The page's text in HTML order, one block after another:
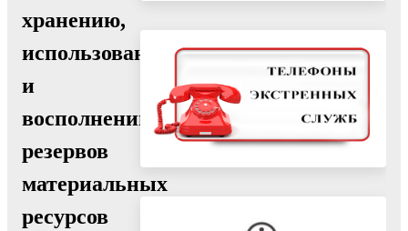
хранению,
использованию
и
восполнению
резервов
материальных
ресурсов